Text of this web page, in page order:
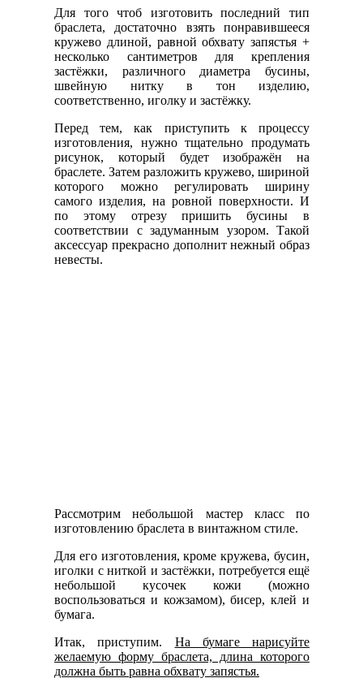
Для того чтоб изготовить последний тип
браслета, достаточно взять понравившееся
кружево длиной, равной обхвату запястья +
несколько сантиметров для крепления
застёжки, различного диаметра бусины,
швейную нитку в тон изделию,
соответственно, иголку и застёжку.
Перед тем, как приступить к процессу
изготовления, нужно тщательно продумать
рисунок, который будет изображён на
браслете. Затем разложить кружево, шириной
которого можно регулировать ширину
самого изделия, на ровной поверхности. И
по этому отрезу пришить бусины в
соответствии с задуманным узором. Такой
аксессуар прекрасно дополнит нежный образ
невесты.
Рассмотрим небольшой мастер класс по
изготовлению браслета в винтажном стиле.
Для его изготовления, кроме кружева, бусин,
иголки с ниткой и застёжки, потребуется ещё
небольшой кусочек кожи (можно
воспользоваться и кожзамом), бисер, клей и
бумага.
Итак, приступим. На бумаге нарисуйте
желаемую форму браслета, длина которого
должна быть равна обхвату запястья.